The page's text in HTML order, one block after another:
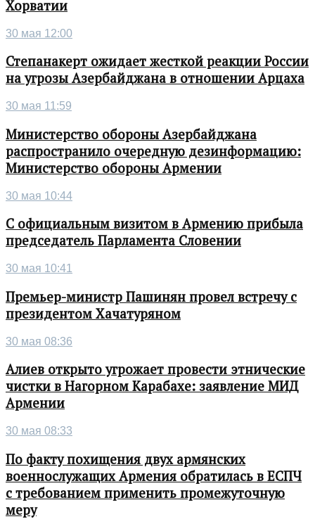
Хорватии
30 мая 12:00
Степанакерт ожидает жесткой реакции России
на угрозы Азербайджана в отношении Арцаха
30 мая 11:59
Министерство обороны Азербайджана
распространило очередную дезинформацию:
Министерство обороны Армении
30 мая 10:44
С официальным визитом в Армению прибыла
председатель Парламента Словении
30 мая 10:41
Премьер-министр Пашинян провел встречу с
президентом Хачатуряном
30 мая 08:36
Алиев открыто угрожает провести этнические
чистки в Нагорном Карабахе: заявление МИД
Армении
30 мая 08:33
По факту похищения двух армянских
военнослужащих Армения обратилась в ЕСПЧ
с требованием применить промежуточную
меру